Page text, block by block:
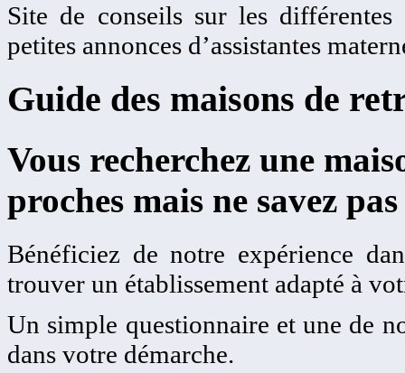
Site de conseils sur les
petites annonces d’assistantes
Guide des maisons de
Vous recherchez une
proches mais ne savez
Bénéficiez de notre expérience
trouver un établissement adapté à
Un simple questionnaire et une de
dans votre démarche.